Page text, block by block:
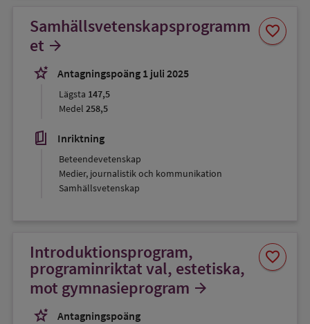
Samhällsvetenskapsprogramm
et arrow_forward
stars_2
Antagningspoäng 1 juli 2025
Lägsta 147,5
Medel 258,5
book_5 Inriktning
Beteendevetenskap
Medier, journalistik och kommunikation
Samhällsvetenskap
favorite
Spara
som
Introduktionsprogram,
programinriktat val, estetiska,
mot gymnasieprogram arrow_forward
stars_2
Antagningspoäng
favorite
Spara
som